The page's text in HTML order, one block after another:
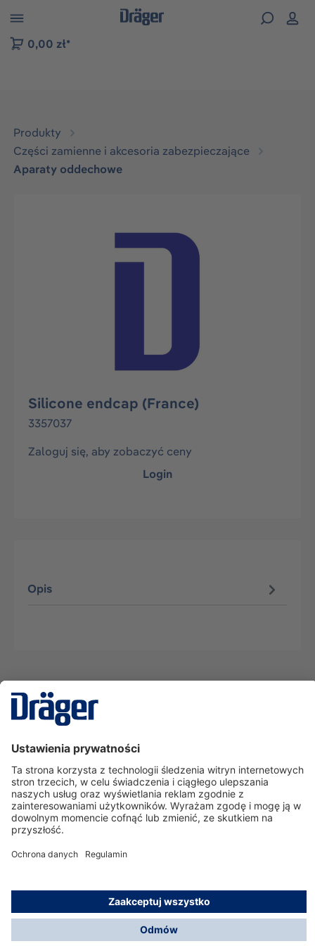
do nawigacji na platformie B2B
0,00 zł*
Produkty
Części zamienne i akcesoria zabezpieczające
Aparaty oddechowe
Pomiń galerię zdjęć
Silicone endcap (France)
3357037
Zaloguj się, aby zobaczyć ceny
Login
Opis
Serwisowa linia hotline
O nas
Korzystanie ze sklepu
© Dräger Polska Sp. z o.o., 2025
*Wszystkie ceny bez VAT, na warunkach opisanych w